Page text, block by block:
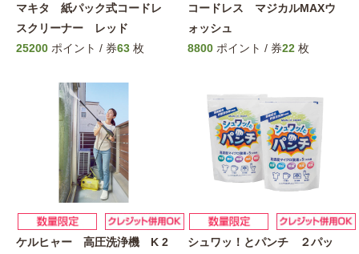
マキタ 紙パック式コードレ
スクリーナー レッド
25200 ポイント / 券63 枚
コードレス マジカルMAXウ
ォッシュ
8800 ポイント / 券22 枚
ケルヒャー 高圧洗浄機 K 2
シュワッ！とパンチ ２パッ